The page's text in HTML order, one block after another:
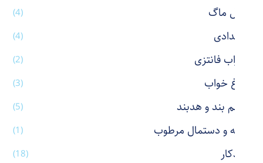
تراول ماگ (4)
جامدادی (4)
جوراب فانتزی (2)
چراغ خواب (3)
چشم بند و هدبند (5)
حوله و دستمال مرطوب (1)
خودکار (18)